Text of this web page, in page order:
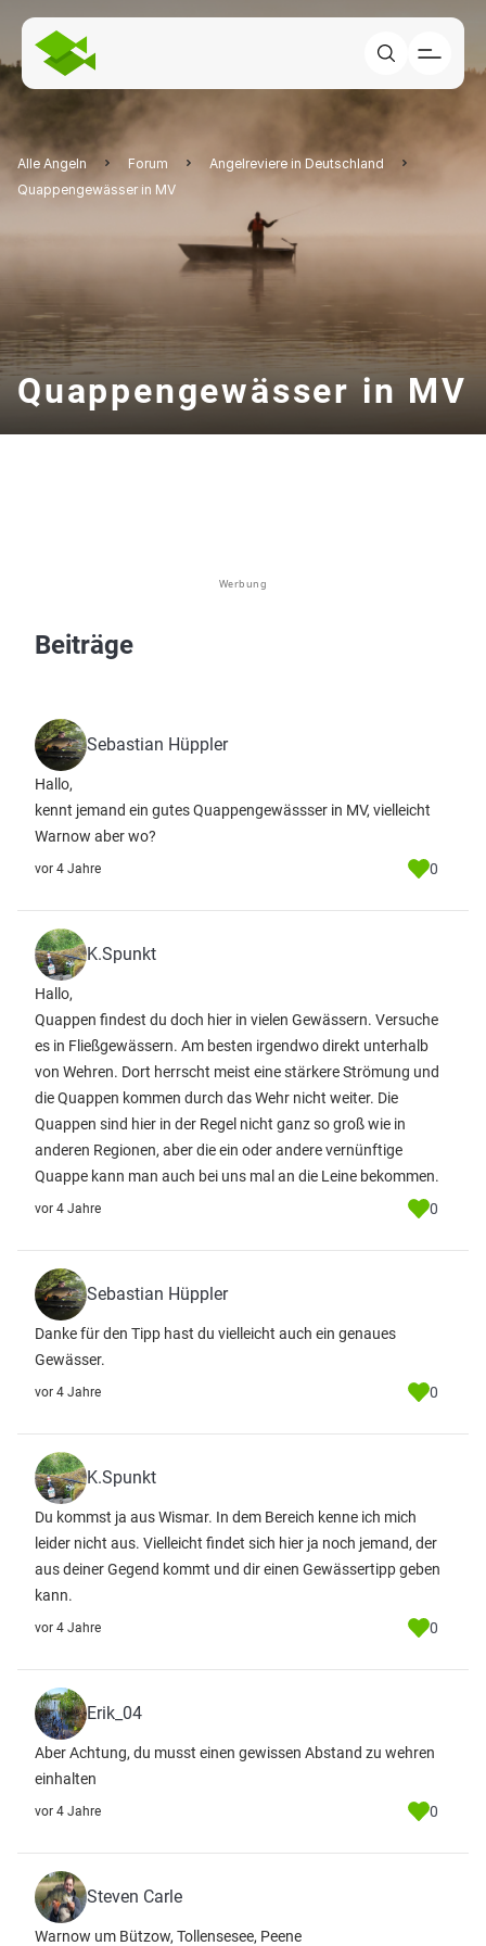
Alle Angeln Forum
Angelreviere in Deutschland
Quappengewässer in MV
Quappengewässer in MV
Werbung
Beiträge
Sebastian Hüppler
Hallo,
kennt jemand ein gutes Quappengewässser in MV, vielleicht
Warnow aber wo?
vor 4 Jahre 0
K.Spunkt
Hallo,
Quappen findest du doch hier in vielen Gewässern. Versuche
es in Fließgewässern. Am besten irgendwo direkt unterhalb
von Wehren. Dort herrscht meist eine stärkere Strömung und
die Quappen kommen durch das Wehr nicht weiter. Die
Quappen sind hier in der Regel nicht ganz so groß wie in
anderen Regionen, aber die ein oder andere vernünftige
Quappe kann man auch bei uns mal an die Leine bekommen.
vor 4 Jahre 0
Sebastian Hüppler
Danke für den Tipp hast du vielleicht auch ein genaues
Gewässer.
vor 4 Jahre 0
K.Spunkt
Du kommst ja aus Wismar. In dem Bereich kenne ich mich
leider nicht aus. Vielleicht findet sich hier ja noch jemand, der
aus deiner Gegend kommt und dir einen Gewässertipp geben
kann.
vor 4 Jahre 0
Erik_04
Aber Achtung, du musst einen gewissen Abstand zu wehren
einhalten
vor 4 Jahre 0
Steven Carle
Warnow um Bützow, Tollensesee, Peene